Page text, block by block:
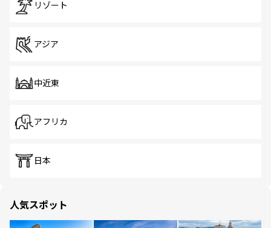
リゾート
アジア
中近東
アフリカ
日本
人気スポット